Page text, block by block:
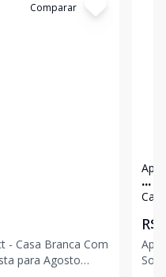
Comparar
Branca Com
para Agosto
...
R$
Sophistic 2